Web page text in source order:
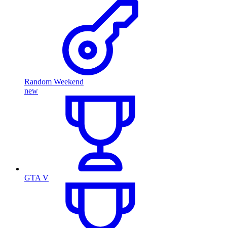
Random Weekend
new
GTA V